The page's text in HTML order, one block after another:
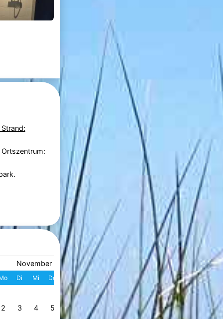
November 2026
Di Mi Do Fr Sa
1
2
3 4 5 6
Dezember 2026
Mo Di Mi Do Fr
1 2 3 4
50 7 8 9 10 11